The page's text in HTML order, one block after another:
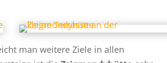
man weitere Ziele in allen